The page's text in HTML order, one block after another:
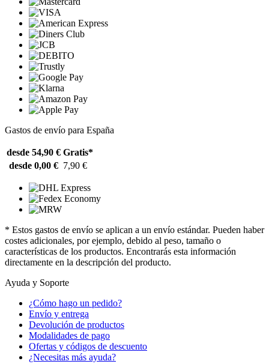
Gastos de envío para España
desde 54,90 € Gratis*
desde 0,00 € 7,90 €
* Estos gastos de envío se aplican a un envío estándar. Pueden haber
costes adicionales, por ejemplo, debido al peso, tamaño o
características de los productos. Encontrarás esta información
directamente en la descripción del producto.
Ayuda y Soporte
¿Cómo hago un pedido?
Envío y entrega
Devolución de productos
Modalidades de pago
Ofertas y códigos de descuento
¿Necesitas más ayuda?